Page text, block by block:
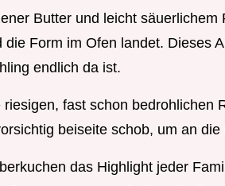
Butter und leicht säuerlichem
Form im Ofen landet. Dieses
endlich da ist.
fast schon bedrohlichen
beiseite schob, um an
das Highlight jeder